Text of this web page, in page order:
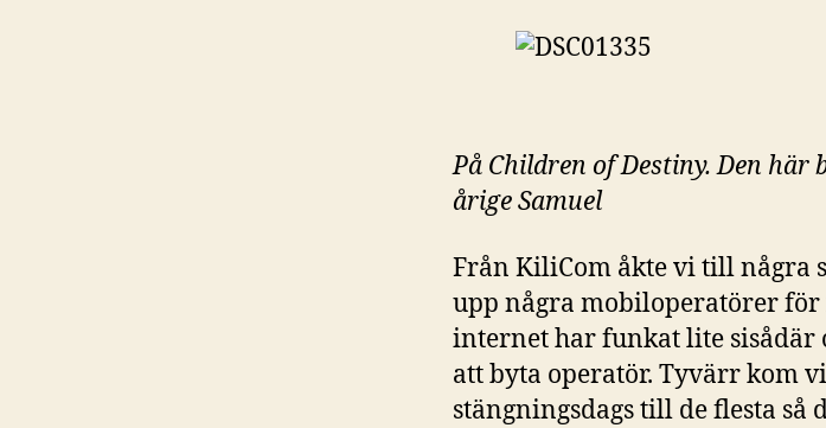
På Children of Destiny. Den
årige Samuel
Från KiliCom åkte vi till några
upp några mobiloperatörer
internet har funkat lite
att byta operatör. Tyvärr kom
stängningsdags till de flesta så